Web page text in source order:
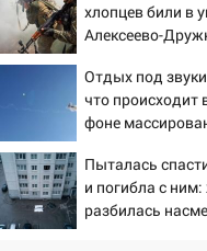
17:05
«Обыск»
Ульяновске
сообщницу
16:12
Едва не
Вешкайме
знакомым
больницей
16:06
18-летняя
хлопцев били в
Алексеево-
«птах Мадьяра»
Отдых под
что происходит
фоне
Пыталась
и погибла с
разбилась